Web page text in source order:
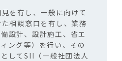
を有し、一般に向けて
相談窓口を有し、業務
設計、設計施工、省エ
ング等）を行い、その
してSII（一般社団法人